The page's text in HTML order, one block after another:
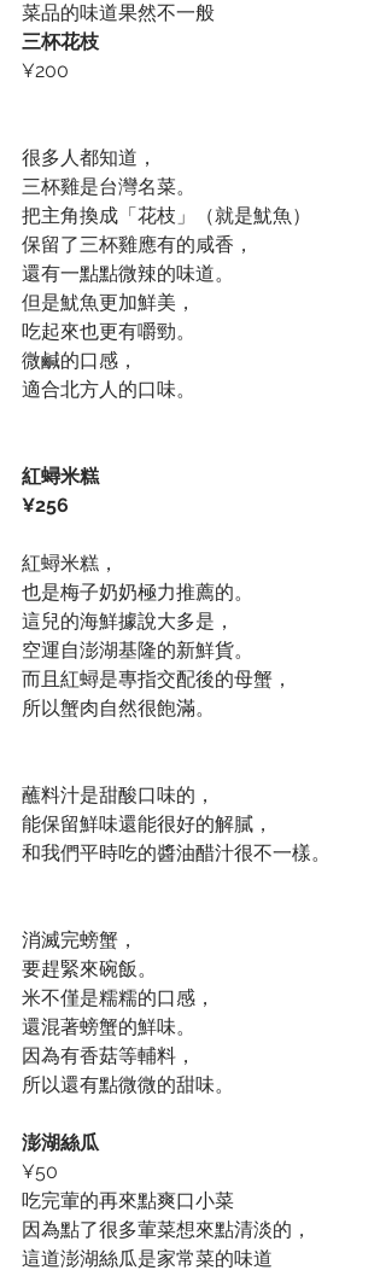
菜品的味道果然不一般
三杯花枝
¥200
很多人都知道，
三杯雞是台灣名菜。
把主角換成「花枝」（就是魷魚）
保留了三杯雞應有的咸香，
還有一點點微辣的味道。
但是魷魚更加鮮美，
吃起來也更有嚼勁。
微鹹的口感，
適合北方人的口味。
紅蟳米糕
¥256
紅蟳米糕，
也是梅子奶奶極力推薦的。
這兒的海鮮據說大多是，
空運自澎湖基隆的新鮮貨。
而且紅蟳是專指交配後的母蟹，
所以蟹肉自然很飽滿。
蘸料汁是甜酸口味的，
能保留鮮味還能很好的解膩，
和我們平時吃的醬油醋汁很不一樣。
消滅完螃蟹，
要趕緊來碗飯。
米不僅是糯糯的口感，
還混著螃蟹的鮮味。
因為有香菇等輔料，
所以還有點微微的甜味。
澎湖絲瓜
¥50
吃完葷的再來點爽口小菜
因為點了很多葷菜想來點清淡的，
這道澎湖絲瓜是家常菜的味道